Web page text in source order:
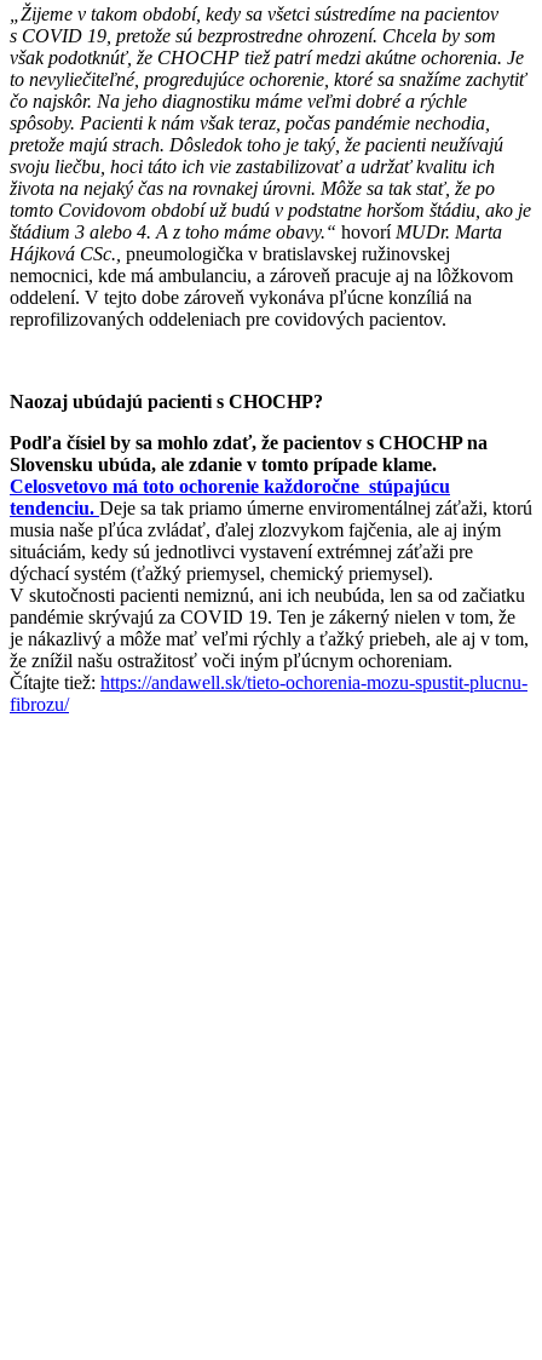
„Žijeme v takom období, kedy sa všetci sústredíme na pacientov
s COVID 19, pretože sú bezprostredne ohrození. Chcela by som
však podotknúť, že CHOCHP tiež patrí medzi akútne ochorenia. Je
to nevyliečiteľné, progredujúce ochorenie, ktoré sa snažíme zachytiť
čo najskôr. Na jeho diagnostiku máme veľmi dobré a rýchle
spôsoby. Pacienti k nám však teraz, počas pandémie nechodia,
pretože majú strach. Dôsledok toho je taký, že pacienti neužívajú
svoju liečbu, hoci táto ich vie zastabilizovať a udržať kvalitu ich
života na nejaký čas na rovnakej úrovni. Môže sa tak stať, že po
tomto Covidovom období už budú v podstatne horšom štádiu, ako je
štádium 3 alebo 4. A z toho máme obavy.“ hovorí MUDr. Marta
Hájková CSc., pneumologička v bratislavskej ružinovskej
nemocnici, kde má ambulanciu, a zároveň pracuje aj na lôžkovom
oddelení. V tejto dobe zároveň vykonáva pľúcne konzíliá na
reprofilizovaných oddeleniach pre covidových pacientov.
Naozaj ubúdajú pacienti s CHOCHP?
Podľa čísiel by sa mohlo zdať, že pacientov s CHOCHP na
Slovensku ubúda, ale zdanie v tomto prípade klame.
Celosvetovo má toto ochorenie každoročne stúpajúcu
tendenciu. Deje sa tak priamo úmerne enviromentálnej záťaži, ktorú
musia naše pľúca zvládať, ďalej zlozvykom fajčenia, ale aj iným
situáciám, kedy sú jednotlivci vystavení extrémnej záťaži pre
dýchací systém (ťažký priemysel, chemický priemysel).
V skutočnosti pacienti nemiznú, ani ich neubúda, len sa od začiatku
pandémie skrývajú za COVID 19. Ten je zákerný nielen v tom, že
je nákazlivý a môže mať veľmi rýchly a ťažký priebeh, ale aj v tom,
že znížil našu ostražitosť voči iným pľúcnym ochoreniam.
Čítajte tiež: https://andawell.sk/tieto-ochorenia-mozu-spustit-plucnu-
fibrozu/